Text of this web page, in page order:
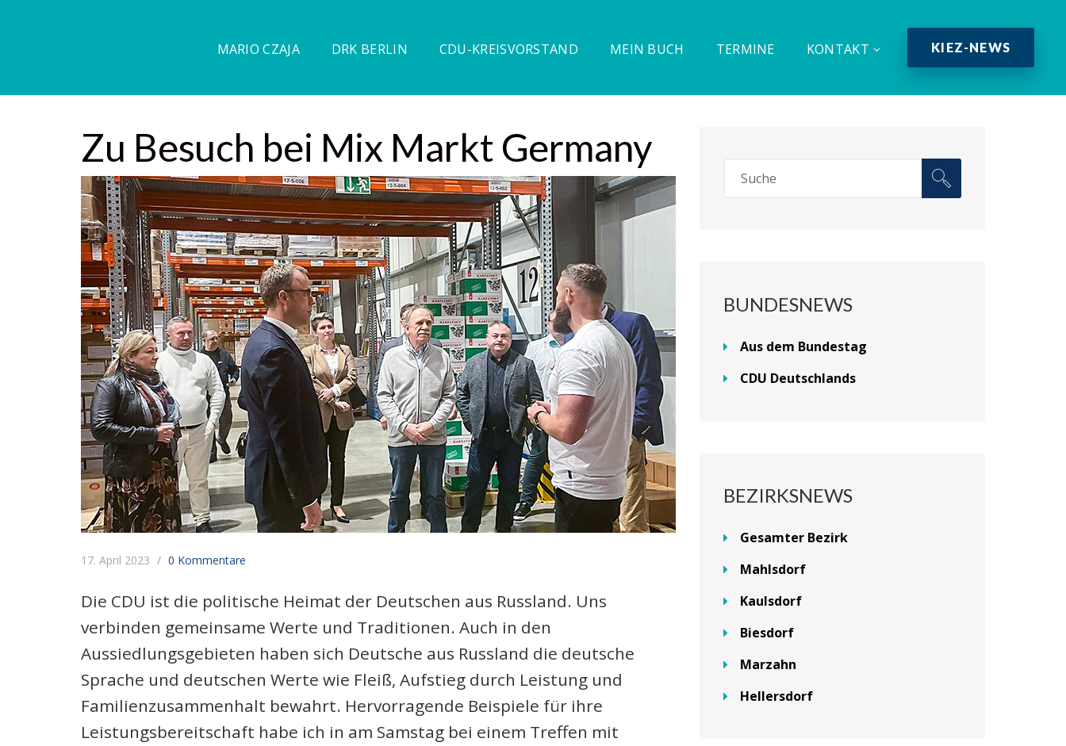
MARIO CZAJA DRK BERLIN CDU-KREISVORSTAND MEIN BUCH TERMINE KONTAKT KIEZ-NEWS
Zu Besuch bei Mix Markt Germany
17. April 2023 0 Kommentare
Die CDU ist die politische Heimat der Deutschen aus Russland. Uns
verbinden gemeinsame Werte und Traditionen. Auch in den
Aussiedlungsgebieten haben sich Deutsche aus Russland die deutsche
Sprache und deutschen Werte wie Fleiß, Aufstieg durch Leistung und
Familienzusammenhalt bewahrt. Hervorragende Beispiele für ihre
Leistungsbereitschaft habe ich in am Samstag bei einem Treffen mit
BUNDESNEWS
Aus dem Bundestag
CDU Deutschlands
BEZIRKSNEWS
Gesamter Bezirk
Mahlsdorf
Kaulsdorf
Biesdorf
Marzahn
Hellersdorf